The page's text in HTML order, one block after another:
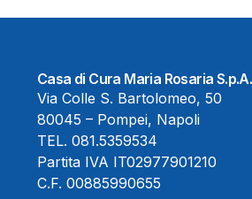
Casa di Cura Maria Rosaria S.p.A.
Via Colle S. Bartolomeo, 50
80045 – Pompei, Napoli
TEL. 081.5359534
Partita IVA IT02977901210
C.F. 00885990655